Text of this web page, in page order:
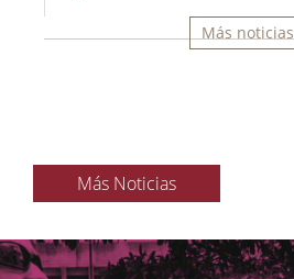
Más noticias
Más Noticias